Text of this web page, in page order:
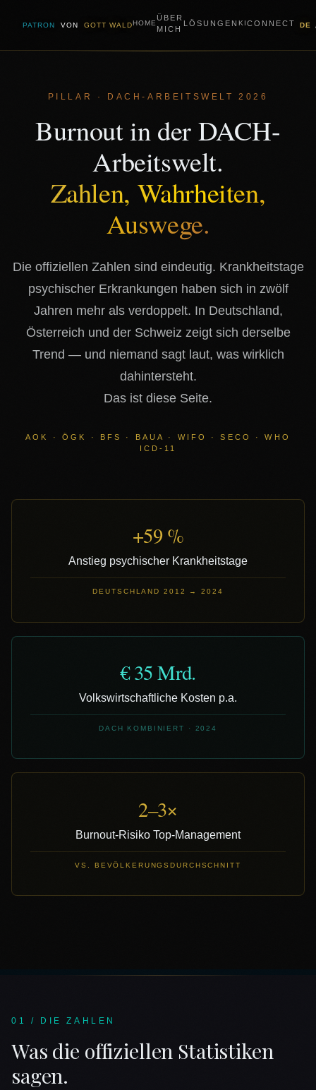
PATRON VON GOTT WALDHOME
ÜBER
MICH
LÖSUNGEN KICONNECT DE
PILLAR · DACH-ARBEITSWELT 2026
Burnout in der DACH-
Arbeitswelt.
Zahlen, Wahrheiten,
Auswege.
Die offiziellen Zahlen sind eindeutig. Krankheitstage
psychischer Erkrankungen haben sich in zwölf
Jahren mehr als verdoppelt. In Deutschland,
Österreich und der Schweiz zeigt sich derselbe
Trend — und niemand sagt laut, was wirklich
dahintersteht.
Das ist diese Seite.
AOK · ÖGK · BFS · BAUA · WIFO · SECO · WHO
ICD-11
+59 %
Anstieg psychischer Krankheitstage
DEUTSCHLAND 2012 → 2024
€ 35 Mrd.
Volkswirtschaftliche Kosten p.a.
DACH KOMBINIERT · 2024
2–3×
Burnout-Risiko Top-Management
VS. BEVÖLKERUNGSDURCHSCHNITT
01 / DIE ZAHLEN
Was die offiziellen Statistiken
sagen.